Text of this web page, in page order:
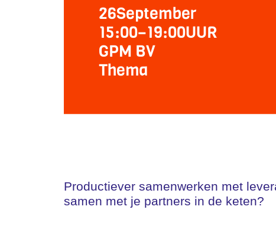
26September
15:00–19:00UUR
GPM BV
Thema
Productiever samenwerken met
samen met je partners in de keten?